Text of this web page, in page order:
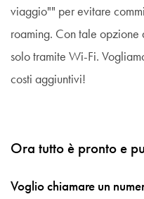
viaggio"" per evitare
roaming. Con tale opzione
solo tramite Wi-Fi.
costi aggiuntivi!
Ora tutto è pronto e
Voglio chiamare un